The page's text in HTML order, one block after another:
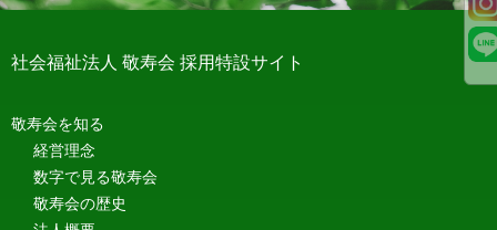
社会福祉法人 敬寿会 採用特設サイト
敬寿会を知る
経営理念
数字で見る敬寿会
敬寿会の歴史